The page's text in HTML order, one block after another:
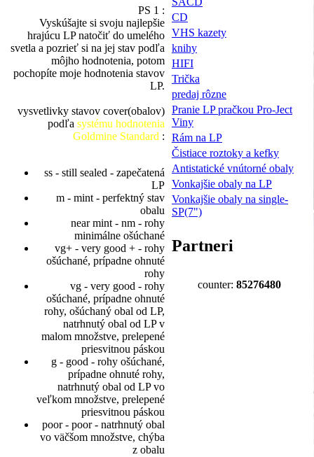
PS 1 :
Vyskúšajte si svoju najlepšie
hrajúcu LP natočiť do umelého
svetla a pozrieť si na jej stav podľa
môjho hodnotenia, potom
pochopíte moje hodnotenia stavov
LP.
vysvetlivky stavov cover(obalov)
podľa systému hodnotenia
Goldmine Standard :
ss - still sealed - zapečatená
LP
m - mint - perfektný stav
obalu
near mint - nm - rohy
minimálne ošúchané
vg+ - very good + - rohy
ošúchané, prípadne ohnuté
rohy
vg - very good - rohy
ošúchané, prípadne ohnuté
rohy, ošúchaný obal od LP,
natrhnutý obal od LP v
malom množstve, prelepené
priesvitnou páskou
g - good - rohy ošúchané,
prípadne ohnuté rohy,
natrhnutý obal od LP vo
veľkom množstve, prelepené
priesvitnou páskou
poor - poor - natrhnutý obal
vo väčšom množstve, chýba
z obalu
CD
VHS kazety
knihy
HIFI
Trička
predaj rôzne
Pranie LP pračkou Pro-Ject
Viny
Rám na LP
Čistiace roztoky a kefky
Antistatické vnútorné obaly
Vonkajšie obaly na LP
Vonkajšie obaly na single-
SP(7")
Partneri
counter: 85276480